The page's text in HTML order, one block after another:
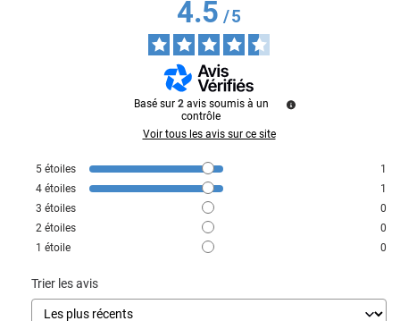
4.5/5
Basé sur 2 avis soumis à un
contrôle
Voir tous les avis sur ce site
5 étoiles
1
4 étoiles
1
3 étoiles
0
2 étoiles
0
1 étoile 0
Trier les avis